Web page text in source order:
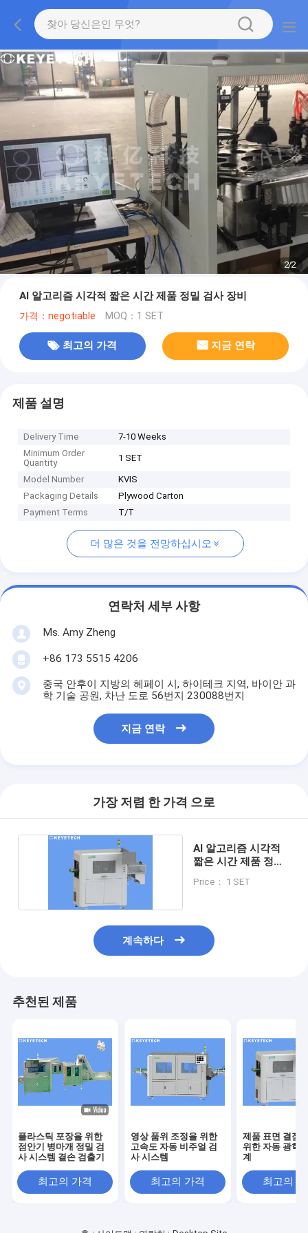
2/2
AI 알고리즘 시각적 짧은 시간 제품 정밀 검사 장비
가격：negotiable MOQ：1 SET
최고의 가격 지금 연락
제품 설명
Delivery Time
7-10 Weeks
Minimum Order
Quantity
1 SET
Model Number
KVIS
Packaging Details
Plywood Carton
Payment Terms
T/T
더 많은 것을 전망하십시오
연락처 세부 사항
Ms. Amy Zheng
+86 173 5515 4206
중국 안후이 지방의 헤페이 시, 하이테크 지역, 바이안 과
학 기술 공원, 차난 도로 56번지 230088번지
지금 연락
가장 저렴 한 가격 으로
AI 알고리즘 시각적
짧은 시간 제품 정밀
Price： 1 SET
계속하다
추천된 제품
플라스틱 포장을 위한
점안기 병마개 정밀 검
사 시스템 결손 검출기
최고의 가격
영상 품위 조정을 위한
고속도 자동 비주얼 검
사 시스템
최고의 가격
제품 표면 결점
위한 자동 광학
계
최고의